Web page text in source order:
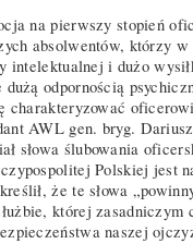
na pierwszy stopień
absolwentów, którzy w
intelektualnej i dużo
odpornością
charakteryzować
AWL gen. bryg.
słowa ślubowania
Polskiej jest
że te słowa
której zasadniczym
naszej